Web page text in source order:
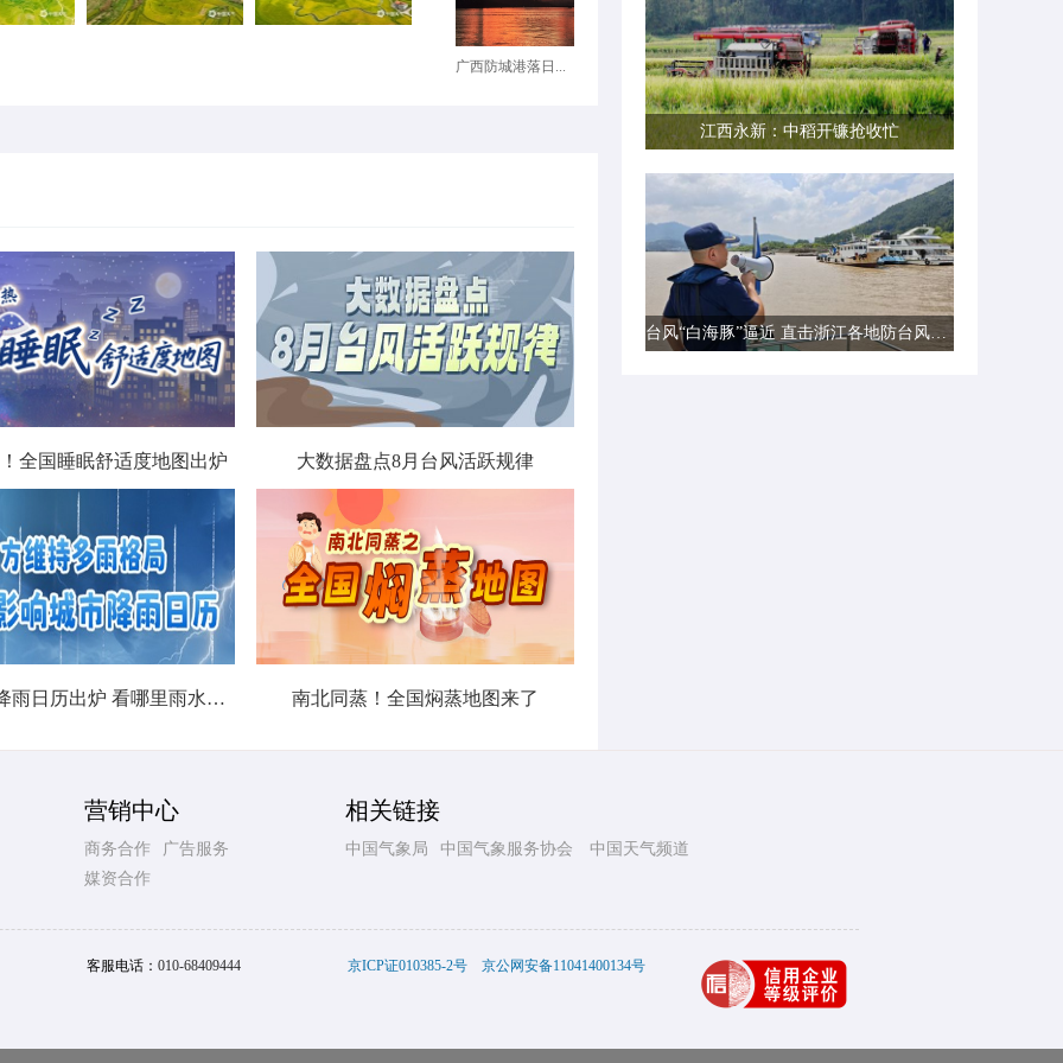
广西防城港落日...
全国睡眠舒适度地图出炉 大数据盘点8月台风活跃规律
北方城市降雨日历出炉 看哪里雨水超长待机 南北同蒸！全国焖蒸地图来了
江西永新：中稻开镰抢收忙
台风“白海豚”逼近 直击浙江各地防台风一线现场
营销中心
商务合作
广告服务
媒资合作
相关链接
中国气象局 中国气象服务协会 中国天气频道
客服电话： 010-68409444 京ICP证010385-2号 京公网安备11041400134号